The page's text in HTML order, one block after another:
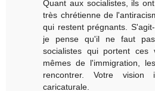
Quant aux socialistes, ils
très chrétienne de
qui restent prégnants.
je pense qu'il ne faut
socialistes qui portent ces
mêmes de l'immigration,
rencontrer. Votre
caricaturale.